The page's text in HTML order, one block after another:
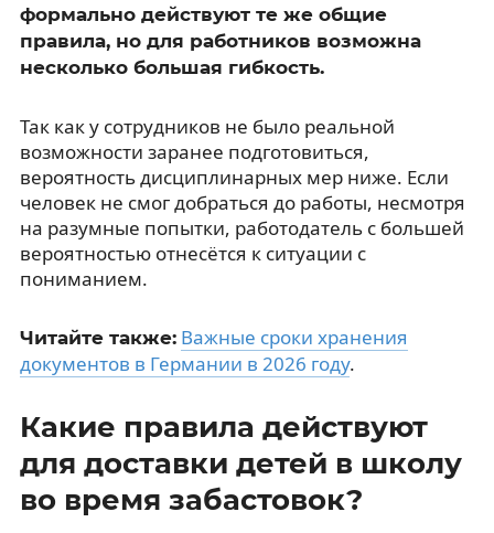
формально действуют те же общие
правила, но для работников возможна
несколько большая гибкость.
Так как у сотрудников не было реальной
возможности заранее подготовиться,
вероятность дисциплинарных мер ниже. Если
человек не смог добраться до работы, несмотря
на разумные попытки, работодатель с большей
вероятностью отнесётся к ситуации с
пониманием.
Читайте также: Важные сроки хранения
документов в Германии в 2026 году.
Какие правила действуют
для доставки детей в школу
во время забастовок?